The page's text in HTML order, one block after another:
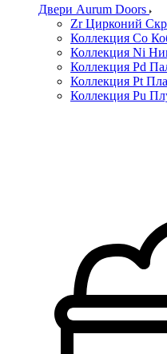
Двери Aurum Doors
Zr Цирконий
Коллекция Co
Коллекция Ni
Коллекция Pd
Коллекция Pt
Коллекция Pu